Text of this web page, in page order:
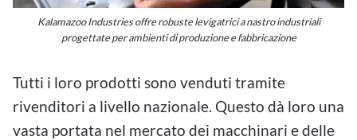
Kalamazoo Industries offre robuste levigatrici a nastro industriali
progettate per ambienti di produzione e fabbricazione
Tutti i loro prodotti sono venduti tramite
rivenditori a livello nazionale. Questo dà loro una
vasta portata nel mercato dei macchinari e delle